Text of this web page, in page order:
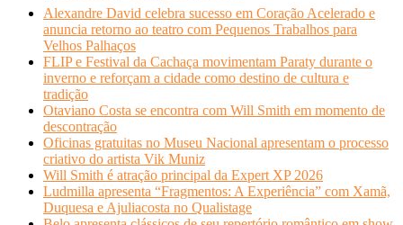
Alexandre David celebra sucesso em Coração Acelerado e
anuncia retorno ao teatro com Pequenos Trabalhos para
Velhos Palhaços
FLIP e Festival da Cachaça movimentam Paraty durante o
inverno e reforçam a cidade como destino de cultura e
tradição
Otaviano Costa se encontra com Will Smith em momento de
descontração
Oficinas gratuitas no Museu Nacional apresentam o processo
criativo do artista Vik Muniz
Will Smith é atração principal da Expert XP 2026
Ludmilla apresenta “Fragmentos: A Experiência” com Xamã,
Duquesa e Ajuliacosta no Qualistage